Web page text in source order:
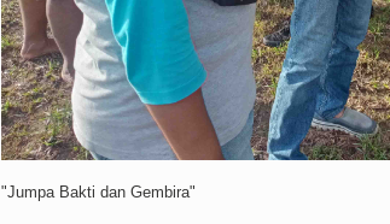
"Jumpa Bakti dan Gembira"